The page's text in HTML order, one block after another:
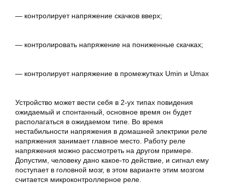
— контролирует напряжение скачков вверх;
— контролировать напряжение на пониженные скачках;
— контролирует напряжение в промежутках Umin и Umax
Устройство может вести себя в 2-ух типах повидения
ожидаемый и спонтанный, основное время он будет
располагаться в ожидаемом типе. Во время
нестабильности напряжения в домашней электрики реле
напряжения занимает главное место. Работу реле
напряжения можно рассмотреть на другом примере.
Допустим, человеку дано какое-то действие, и сигнал ему
поступает в головной мозг, в этом варианте этим мозгом
считается микроконтроллерное реле.